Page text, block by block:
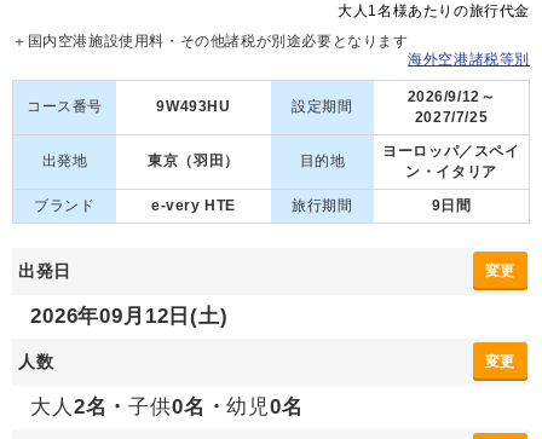
大人1名様あたりの旅行代金
＋国内空港施設使用料・その他諸税が別途必要となります
海外空港諸税等別
コース番号 9W493HU 設定期間
2026/9/12～
2027/7/25
出発地 東京（羽田） 目的地
ヨーロッパ／スペイ
ン・イタリア
ブランド
e-very HTE 旅行期間 9日間
出発日 変更
2026年09月12日(土)
人数 変更
大人 2名・子供0名・幼児0名